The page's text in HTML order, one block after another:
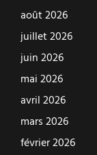
août 2026
juillet 2026
juin 2026
mai 2026
avril 2026
mars 2026
février 2026